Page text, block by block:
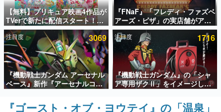
アプリセール情報
インタビュー
連載・特集一覧
殿堂入り記事
SNS拡散数が数千以上！ ページビュー数万以上！ などな
ど。多くの人々に読まれた、電ファミ渾身の“殿堂入り”記
事をまとめました。
ゲームの企画書
【無料】プリキュア映画4作品が
TVerで新たに配信スタート！な
んと2018年～2024年の映画ほぼ
すべてが見放題に、ぶっちゃけ
ありえないラインナップ
『FNaF』「フレディ・ファズベ
アーズ・ピザ」の実店舗がアメ
リカの商業施設「American
Dream」に2027年オープン！
ScottGamesとの共同開発、食
事だけでなくステージショーや
没入型のホラー体験も楽しめる
注目度 3069
『機動戦士ガンダム アーセナル
ベース』新作『アーセナルコマ
ンダー』発表！8月28日からオ
ープンベータテスト開催、2027
年2月下旬に稼働予定
注目度 1716
『機動戦士ガンダム』の「シャ
ア専用ザクⅡ」をイメージした
散水ホースリールが予約開始。
本体にはシャアのパーソナルマ
ークやジオン公国軍のエンブレ
『ゴースト・オブ・ヨウテイ』の「温泉」